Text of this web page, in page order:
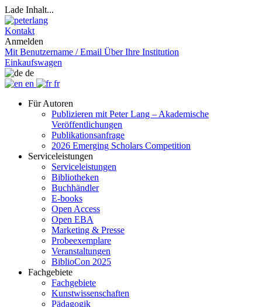
Lade Inhalt...
Kontakt
Anmelden
Mit Benutzername / Email Über Ihre Institution
Einkaufswagen
de
en
fr
Für Autoren
Publizieren mit Peter Lang – Akademische
Veröffentlichungen
Publikationsanfrage
2026 Emerging Scholars Competition
Serviceleistungen
Serviceleistungen
Bibliotheken
Buchhändler
E-books
Open Access
Open EBA
Marketing & Presse
Probeexemplare
Veranstaltungen
BiblioCon 2025
Fachgebiete
Fachgebiete
Kunstwissenschaften
Pädagogik